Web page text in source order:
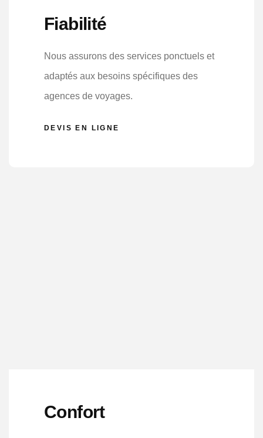
Fiabilité
Nous assurons des services ponctuels et
adaptés aux besoins spécifiques des
agences de voyages.
DEVIS EN LIGNE
Confort